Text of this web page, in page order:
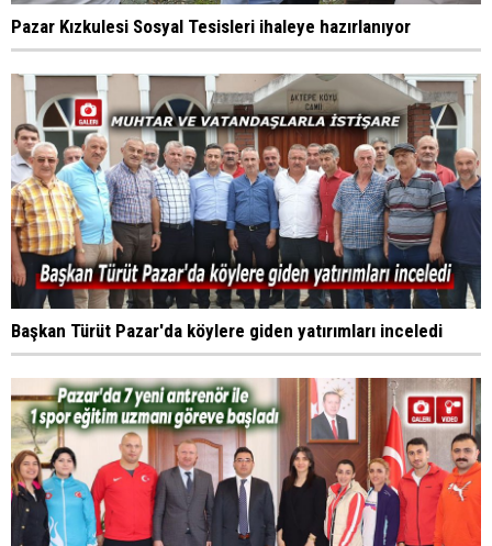
Pazar Kızkulesi Sosyal Tesisleri ihaleye hazırlanıyor
Başkan Türüt Pazar'da köylere giden yatırımları inceledi